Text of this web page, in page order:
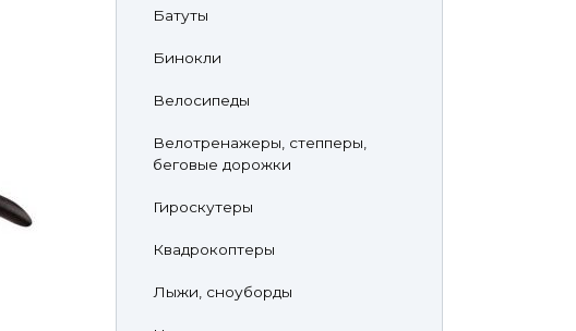
Батуты
Бинокли
Велосипеды
Велотренажеры, степперы,
беговые дорожки
Гироскутеры
Квадрокоптеры
Лыжи, сноуборды